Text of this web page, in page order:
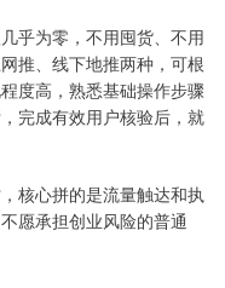
乎为零，不用囤货、不用
推、线下地推两种，可根
度高，熟悉基础操作步骤
完成有效用户核验后，就
核心拼的是流量触达和执
愿承担创业风险的普通